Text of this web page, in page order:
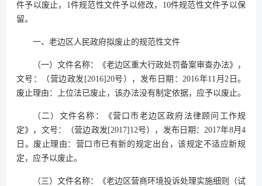
件予以废止，1件规范性文件予以修改，10件规范性文件予以保
留。
一、老边区人民政府拟废止的规范性文件
（一）文件名称：《老边区重大行政处罚备案审查办法》，
文号：（营边政发[2016]20号），发布日期：2016年11月2日。
废止理由：上位法已废止，该办法没有制定依据，应予以废止。
（二）文件名称：《营口市老边区政府法律顾问工作规
定》，文号：（营边政发[2017]12号），发布日期：2017年8月4
日。废止理由：营口市已有新的规定出台，该规定不适应新规
定，应予以废止。
（三）文件名称：《老边区营商环境投诉处理实施细则（试